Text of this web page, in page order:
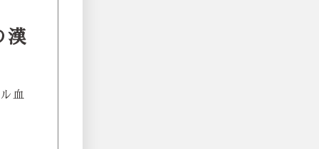
漢
血